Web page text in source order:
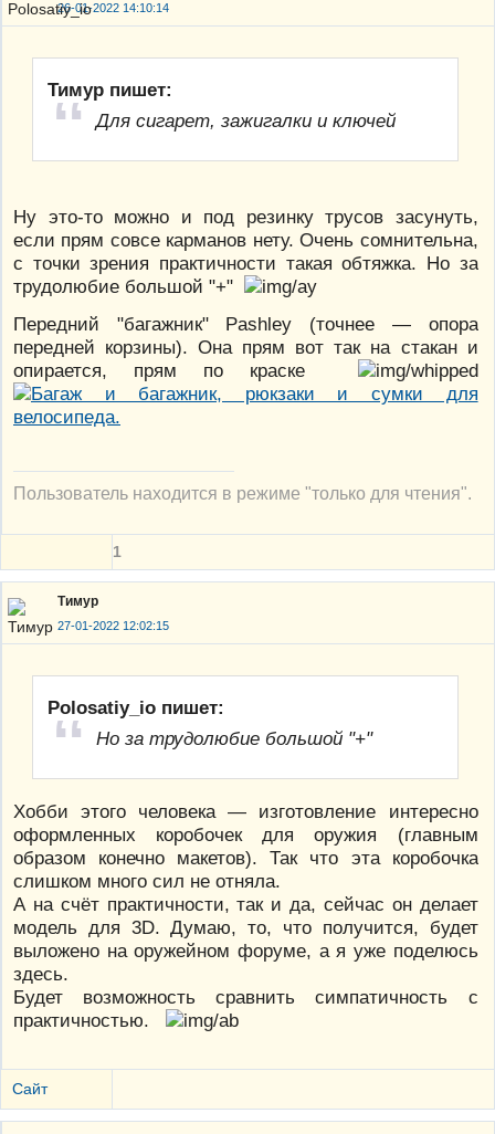
26-01-2022 14:10:14
Тимур пишет:
Для сигарет, зажигалки и ключей
Ну это-то можно и под резинку трусов засунуть,
если прям совсе карманов нету. Очень сомнительна,
с точки зрения практичности такая обтяжка. Но за
трудолюбие большой "+"
Передний "багажник" Pashley (точнее — опора
передней корзины). Она прям вот так на стакан и
опирается, прям по краске
Пользователь находится в режиме "только для чтения".
1
Тимур
27-01-2022 12:02:15
Polosatiy_io пишет:
Но за трудолюбие большой "+"
Хобби этого человека — изготовление интересно
оформленных коробочек для оружия (главным
образом конечно макетов). Так что эта коробочка
слишком много сил не отняла.
А на счёт практичности, так и да, сейчас он делает
модель для 3D. Думаю, то, что получится, будет
выложено на оружейном форуме, а я уже поделюсь
здесь.
Будет возможность сравнить симпатичность с
практичностью.
Сайт